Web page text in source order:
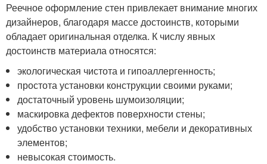
Реечное оформление стен привлекает внимание многих
дизайнеров, благодаря массе достоинств, которыми
обладает оригинальная отделка. К числу явных
достоинств материала относятся:
экологическая чистота и гипоаллергенность;
простота установки конструкции своими руками;
достаточный уровень шумоизоляции;
маскировка дефектов поверхности стены;
удобство установки техники, мебели и декоративных
элементов;
невысокая стоимость.